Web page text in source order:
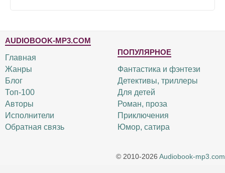
AUDIOBOOK-MP3.COM
Главная
Жанры
Блог
Топ-100
Авторы
Исполнители
Обратная связь
ПОПУЛЯРНОЕ
Фантастика и фэнтези
Детективы, триллеры
Для детей
Роман, проза
Приключения
Юмор, сатира
© 2010-2026 Audiobook-mp3.com